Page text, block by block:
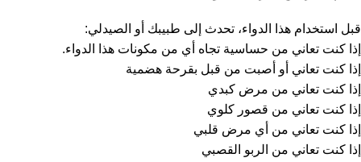
قبل استخدام هذا الدواء، تحدث إلى طبيبك أو الصيدلي:
إذا كنت تعاني من حساسية تجاه أي من مكونات هذا الدواء.
إذا كنت تعاني أو أصبت من قبل بقرحة هضمية
إذا كنت تعاني من مرض كبدي
إذا كنت تعاني من قصور كلوي
إذا كنت تعاني من أي مرض قلبي
إذا كنت تعاني من الربو القصبي